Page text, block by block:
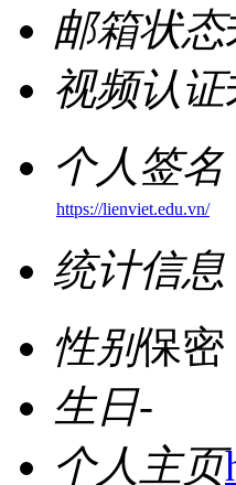
邮箱状态
视频认证
个人签名
https://lienviet.edu.vn/
统计信息
性别保密
生日-
个人主页